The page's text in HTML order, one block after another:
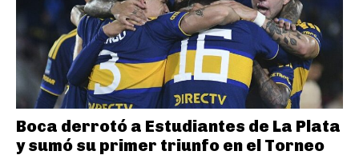
Boca derrotó a Estudiantes de La Plata
y sumó su primer triunfo en el Torneo